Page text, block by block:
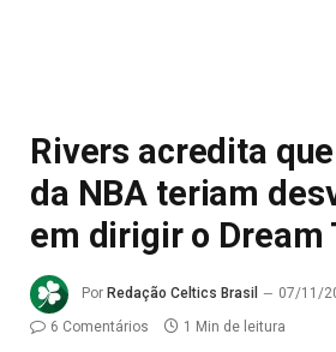
Rivers acredita
da NBA teriam
em dirigir o Dream
Por Redação Celtics Brasil
07/11/
6 Comentários
1 Min de leitura